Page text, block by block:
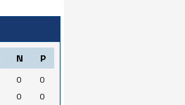
N P
0
0
0
0